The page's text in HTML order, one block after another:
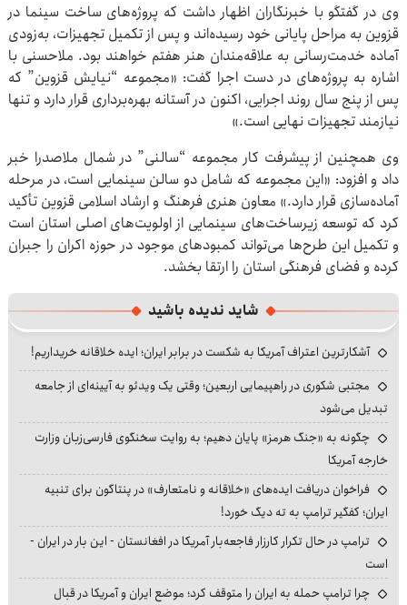
وی در گفتگو با خبرنگاران اظهار داشت که پروژه‌های ساخت سینما در
قزوین به مراحل پایانی خود رسیده‌اند و پس از تکمیل تجهیزات، به‌زودی
آماده خدمت‌رسانی به علاقه‌مندان هنر هفتم خواهند بود. ملاحسنی با
اشاره به پروژه‌های در دست اجرا گفت: «مجموعه “نیایش قزوین” که
پس از پنج سال روند اجرایی، اکنون در آستانه بهره‌برداری قرار دارد و تنها
نیازمند تجهیزات نهایی است.»
وی همچنین از پیشرفت کار مجموعه “سالنی” در شمال ملاصدرا خبر
داد و افزود: «این مجموعه که شامل دو سالن سینمایی است، در مرحله
آماده‌سازی قرار دارد.» معاون هنری فرهنگ و ارشاد اسلامی قزوین تأکید
کرد که توسعه زیرساخت‌های سینمایی از اولویت‌های اصلی استان است
و تکمیل این طرح‌ها می‌تواند کمبودهای موجود در حوزه اکران را جبران
کرده و فضای فرهنگی استان را ارتقا بخشد.
شاید ندیده باشید
آشکارترین اعتراف آمریکا به شکست در برابر ایران؛ ایده خلاقانه خریداریم!
مجتبی شکوری در راهپیمایی اربعین؛ وقتی یک ویدئو به آیینه‌ای از جامعه
تبدیل می‌شود
چگونه به «جنگ هرمز» پایان دهیم؛ به روایت سخنگوی فارسی‌زبان وزارت
خارجه آمریکا
فراخوان دریافت ایده‌های «خلاقانه و نامتعارف» در پنتاگون برای تنبیه
ایران؛ کفگیر ترامپ به ته دیگ خورد!
ترامپ در حال تکرار کارزار فاجعه‌بار آمریکا در افغانستان - این بار در ایران -
است
چرا ترامپ حمله به ایران را متوقف کرد؛ موضع ایران و آمریکا در قبال